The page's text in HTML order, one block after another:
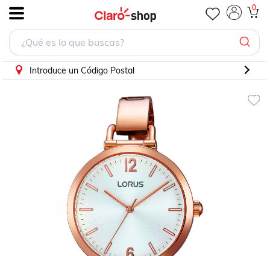
0
Introduce un Código Postal
Reloj Lorus Women RG264KX9 Dama